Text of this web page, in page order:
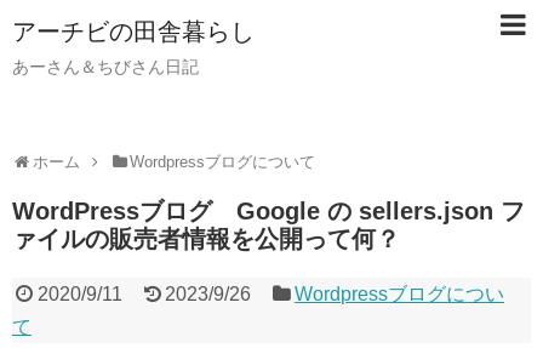
アーチビの田舎暮らし
あーさん＆ちびさん日記
ホーム Wordpressブログについて
WordPressブログ Google の sellers.json フ
ァイルの販売者情報を公開って何？
2020/9/11 2023/9/26
Wordpressブログについ
て